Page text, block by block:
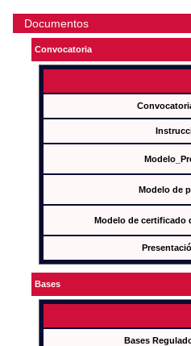
Documentos
Convocatoria
Modelo de
Modelo de certificado
Bases
Bases